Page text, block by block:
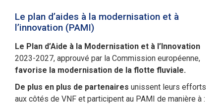
Le plan d’aides à la modernisation et à
l’innovation (PAMI)
Le Plan d’Aide à la Modernisation et à l’Innovation
2023-2027, approuvé par la Commission européenne,
favorise la modernisation de la flotte fluviale.
De plus en plus de partenaires unissent leurs efforts
aux côtés de VNF et participent au PAMI de manière à :